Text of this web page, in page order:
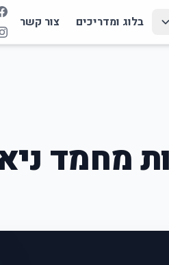
בלוג ומדריכים צור קשר
מחמד